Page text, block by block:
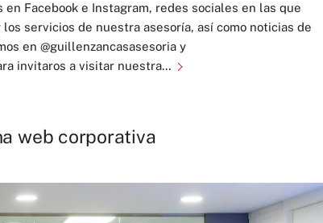
Facebook e Instagram, redes sociales en las que
servicios de nuestra asesoría, así como noticias de
en @guillenzancasasesoria y
invitaros a visitar nuestra…
web corporativa